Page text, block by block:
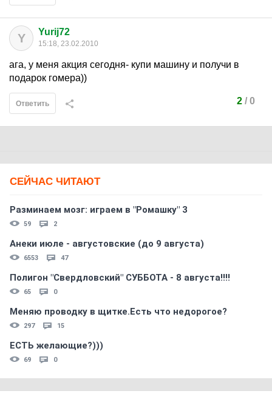
Y Yurij72
15:18, 23.02.2010
ага, у меня акция сегодня- купи машину и получи в
подарок гомера))
2/ 0
Ответить
СЕЙЧАС ЧИТАЮТ
Разминаем мозг: играем в "Ромашку" 3
59 2
Анеки июле - августовские (до 9 августа)
6553 47
Полигон "Свердловский" СУББОТА - 8 августа!!!!
65 0
Меняю проводку в щитке.Есть что недорогое?
297 15
ЕСТЬ желающие?)))
69 0